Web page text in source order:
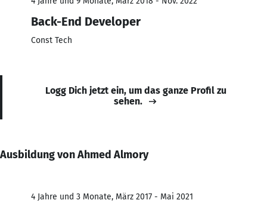
Back-End Developer
Const Tech
Logg Dich jetzt ein, um das ganze Profil zu
sehen.
Ausbildung von Ahmed Almory
4 Jahre und 3 Monate, März 2017 - Mai 2021